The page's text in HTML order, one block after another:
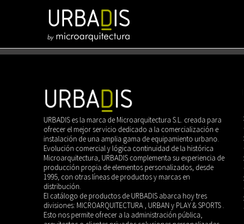
URBADIS es la marca de Microarquitectura S.L. creada para
ofrecer el mejor servicio dedicado a la comercialización e
instalación de una amplia gama de equipamiento urbano.
Evolución comercial y lógica continuidad de la histórica
Microarquitectura, URBADIS complementa su experiencia de
producción propia de elementos personalizados, desde
1995, con otras líneas de productos y marcas en
distribución.
El catálogo de productos de URBADIS abarca hoy tres
divisiones: MICROARQUITECTURA , URBAN y PLAY & SPORTS .
Esto nos permite ofrecer a la administración pública,